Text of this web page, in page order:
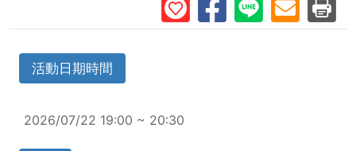
活動日期時間
2026/07/22 19:00 ~ 20:30